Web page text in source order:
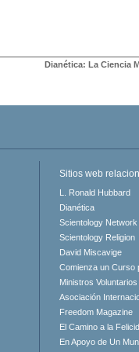
Dianética: La Ciencia
Sitios web
L. Ronald Hubbard
Dianética
Scientology Network
Scientology Religion
David Miscavige
Comienza un Curso
Ministros
Asociación
Freedom Magazine
El Camino a la
En Apoyo de Un